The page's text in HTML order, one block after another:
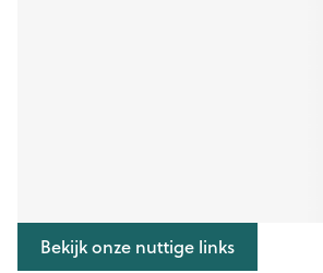
Bekijk onze nuttige links